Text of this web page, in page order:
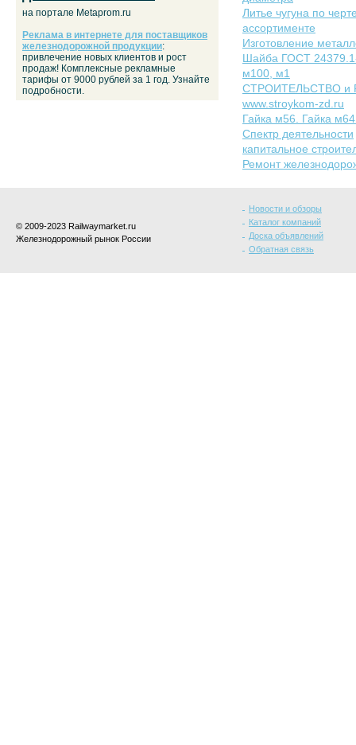
Литье чугуна по
ассортименте
Изготовление
Шайба ГОСТ
м100, м1
СТРОИТЕЛЬСТВО
www.stroykom-zd.ru
Гайка м56. Гайка
Спектр деятельности
капитальное
Ремонт
на портале Metaprom.ru
Реклама в интернете для поставщиков
железнодорожной продукции:
привлечение новых клиентов и рост
продаж! Комплексные рекламные
тарифы от 9000 рублей за 1 год. Узнайте
подробности.
© 2009-2023 Railwaymarket.ru
Железнодорожный рынок России
Новости и обзоры
Каталог компаний
Доска объявлений
Обратная связь